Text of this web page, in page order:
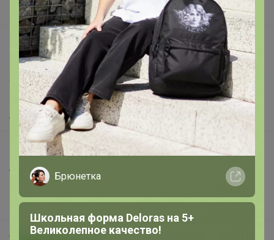
Вакансии
support@24-ok.ru
Написать в поддержку
Защита покупателя
Помощь
О нас
Все предложения
Анонсы
Новости
Поддержка альпак
Самое выгодное
Брюнетка
Школьная форма Deloras на 5+
Великолепное качество!